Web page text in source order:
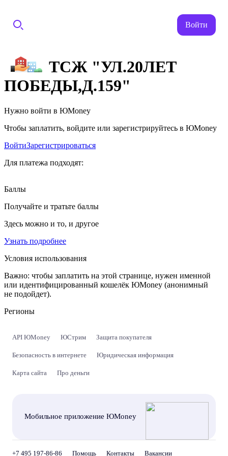
Войти
ТСЖ "УЛ.20ЛЕТ
ПОБЕДЫ,Д.159"
Нужно войти в ЮMoney
Чтобы заплатить, войдите или зарегистрируйтесь в ЮMoney
ВойтиЗарегистрироваться
Для платежа подходят:
Баллы
Получайте и тратьте баллы
Здесь можно и то, и другое
Узнать подробнее
Условия использования
Важно: чтобы заплатить на этой странице, нужен именной
или идентифицированный кошелёк ЮMoney (анонимный
не подойдет).
Регионы
API ЮMoney ЮСтрим Защита покупателя
Безопасность в интернете Юридическая информация
Карта сайта Про деньги
Мобильное приложение ЮMoney
+7 495 197-86-86 Помощь Контакты Вакансии